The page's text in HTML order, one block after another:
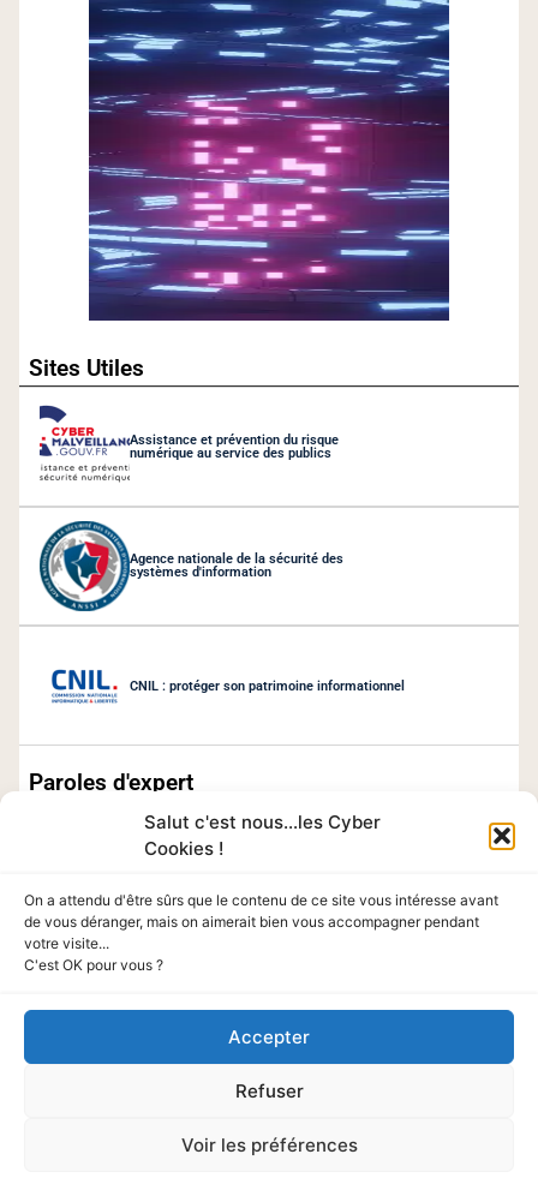
Salut c'est nous...les Cyber
Cookies !
On a attendu d'être sûrs que le contenu de ce site vous intéresse avant
de vous déranger, mais on aimerait bien vous accompagner pendant
votre visite...
C'est OK pour vous ?
Accepter
Refuser
Voir les préférences
Sites Utiles
Assistance et prévention du risque
numérique au service des publics
Agence nationale de la sécurité des
systèmes d'information
CNIL : protéger son patrimoine informationnel
Paroles d'expert
Chaque mois retrouvez le témoignage d’un expert en
cybersécurité.